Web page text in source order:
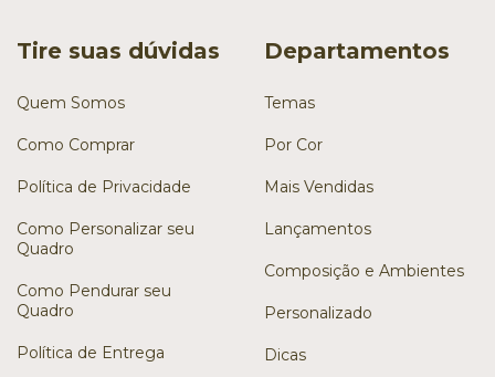
Tire suas dúvidas
Quem Somos
Como Comprar
Política de Privacidade
Como Personalizar seu
Quadro
Como Pendurar seu
Quadro
Política de Entrega
Departamentos
Temas
Por Cor
Mais Vendidas
Lançamentos
Composição e Ambientes
Personalizado
Dicas